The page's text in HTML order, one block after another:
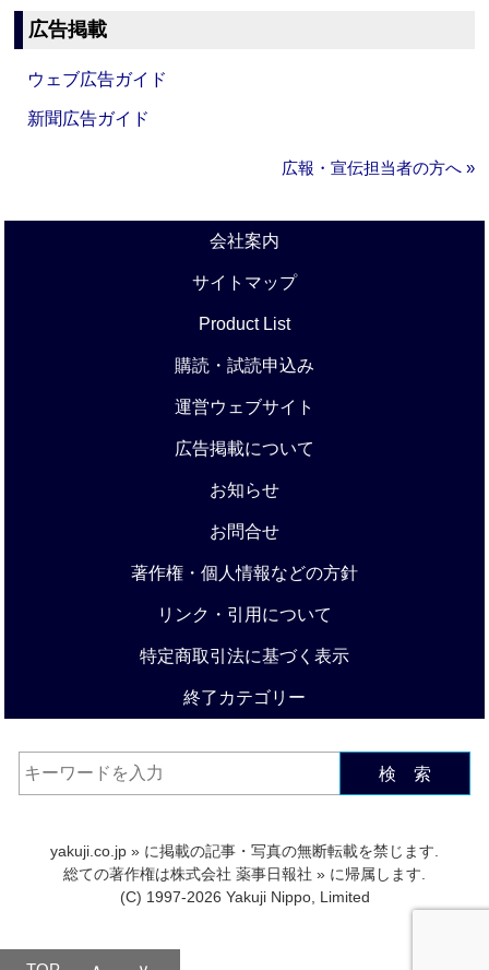
広告掲載
ウェブ広告ガイド
新聞広告ガイド
広報・宣伝担当者の方へ »
会社案内
サイトマップ
Product List
購読・試読申込み
運営ウェブサイト
広告掲載について
お知らせ
お問合せ
著作権・個人情報などの方針
リンク・引用について
特定商取引法に基づく表示
終了カテゴリー
検 索
yakuji.co.jp » に掲載の記事・写真の無断転載を禁じます.
総ての著作権は株式会社 薬事日報社 » に帰属します.
(C) 1997-2026 Yakuji Nippo, Limited